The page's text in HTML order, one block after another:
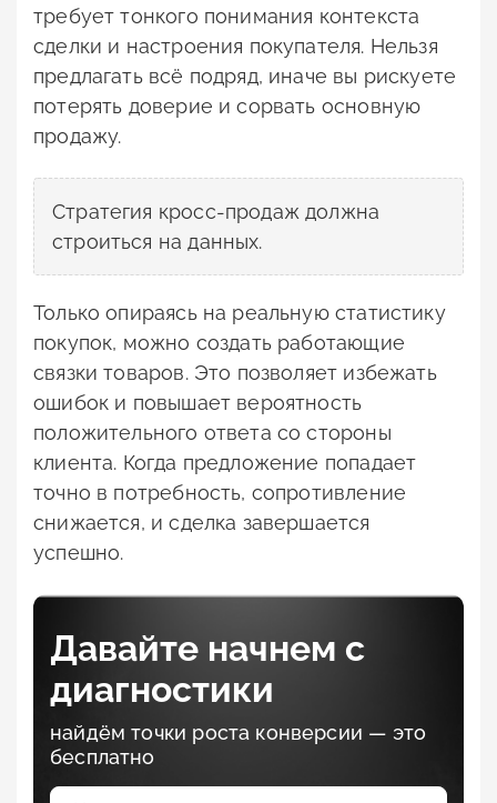
требует тонкого понимания контекста
сделки и настроения покупателя. Нельзя
предлагать всё подряд, иначе вы рискуете
потерять доверие и сорвать основную
продажу.
Стратегия кросс-продаж должна
строиться на данных.
Только опираясь на реальную статистику
покупок, можно создать работающие
связки товаров. Это позволяет избежать
ошибок и повышает вероятность
положительного ответа со стороны
клиента. Когда предложение попадает
точно в потребность, сопротивление
снижается, и сделка завершается
успешно.
Давайте начнем с
диагностики
найдём точки роста конверсии — это
бесплатно